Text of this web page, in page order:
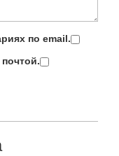
по email.